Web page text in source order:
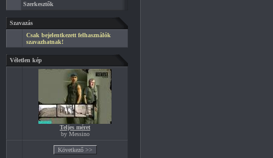
Szerkesztők
Szavazás
Csak bejelentkezett felhasználók
szavazhatnak!
Véletlen kép
Teljes méret
by Messino